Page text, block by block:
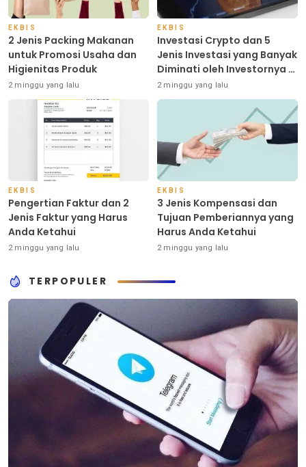
EKBIS
2 Jenis Packing Makanan
untuk Promosi Usaha dan
Higienitas Produk
2 minggu yang lalu
EKBIS
Investasi Crypto dan 5
Jenis Investasi yang Banyak
Diminati oleh Investornya di
Indonesia
2 minggu yang lalu
EKBIS
Pengertian Faktur dan 2
Jenis Faktur yang Harus
Anda Ketahui
2 minggu yang lalu
EKBIS
3 Jenis Kompensasi dan
Tujuan Pemberiannya yang
Harus Anda Ketahui
2 minggu yang lalu
TERPOPULER